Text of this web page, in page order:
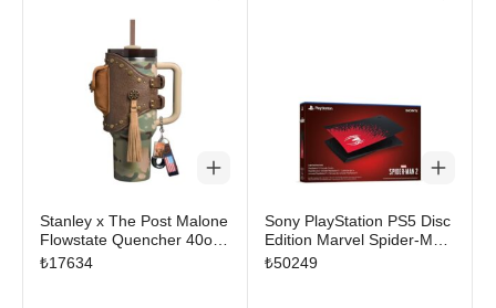
Stanley x The Post Malone
Flowstate Quencher 40oz
Tumbler With Pouch Belt
₺17634
Sony PlayStation PS5 Disc
Edition Marvel Spider-Man
2 Cover
₺50249